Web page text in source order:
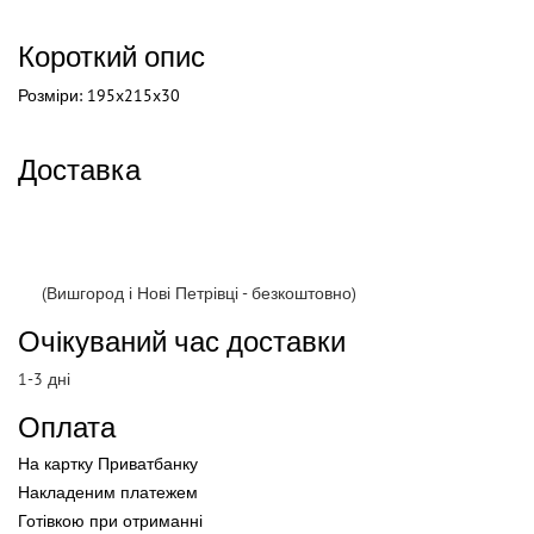
Короткий опис
Розміри: 195x215x30
Доставка
(Вишгород і Нові Петрівці - безкоштовно)
Очікуваний час доставки
1-3 дні
Оплата
На картку Приватбанку
Накладеним платежем
Готівкою при отриманні